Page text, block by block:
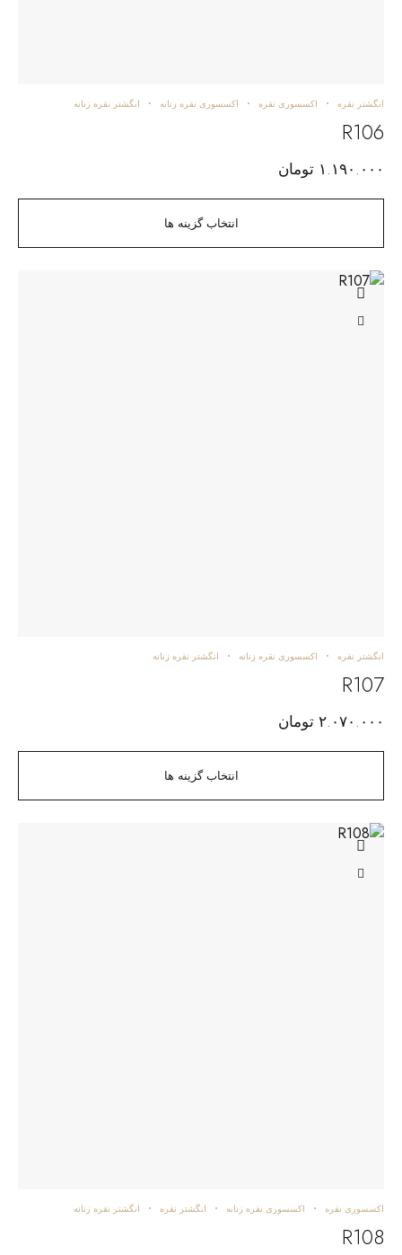
انتخاب گزینه ها
انگشتر نقره اکسسوری نقره اکسسوری نقره زنانه انگشتر نقره زنانه
R106
۱.۱۹۰.۰۰۰ تومان
انتخاب گزینه ها
انگشتر نقره اکسسوری نقره زنانه انگشتر نقره زنانه
R107
۲.۰۷۰.۰۰۰ تومان
اکسسوری نقره اکسسوری نقره زنانه انگشتر نقره انگشتر نقره زنانه
R108